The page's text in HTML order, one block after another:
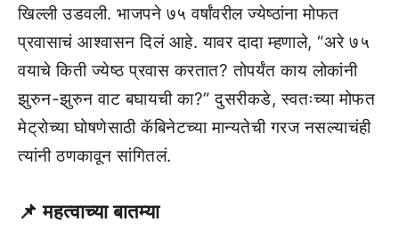
खिल्ली उडवली. भाजपने ७५ वर्षांवरील ज्येष्ठांना मोफत
प्रवासाचं आश्वासन दिलं आहे. यावर दादा म्हणाले, “अरे ७५
वयाचे किती ज्येष्ठ प्रवास करतात? तोपर्यंत काय लोकांनी
झुरुन-झुरुन वाट बघायची का?” दुसरीकडे, स्वतःच्या मोफत
मेट्रोच्या घोषणेसाठी कॅबिनेटच्या मान्यतेची गरज नसल्याचंही
त्यांनी ठणकावून सांगितलं.
📌 महत्वाच्या बातम्या